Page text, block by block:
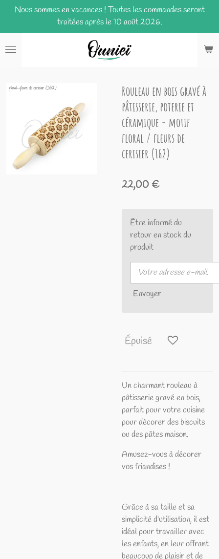
Passer
contenu
principal
Nous sommes en vacances ! Toutes les commandes seront
traitées après le 10 août 2026.
Rouleau en bois gravé à
pâtisserie, poterie et
céramique - motif
floral / fleurs de
cerisier (162)
22,00 €
Être informé du
retour en stock du
produit
Envoyer
Épuisé
Un charmant rouleau à
pâtisserie gravé en bois,
parfait pour votre cuisine
pour décorer des biscuits
ou des pâtes maison.
Amusez-vous à décorer
vos friandises !
Grâce à sa taille et sa
simplicité d'utilisation, il est
idéal pour travailler avec
les enfants, en leur offrant
beaucoup de plaisir et de